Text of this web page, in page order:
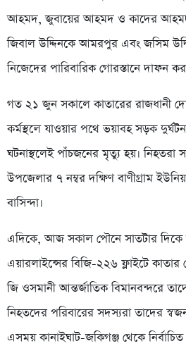
আহমদ, জুবায়ের আহমদ ও কাদের
জিবাল উদ্দিনকে আমরপুর এবং জসিম
নিজেদের পারিবারিক গোরস্তানে দাফন
গত ২১ জুন সকালে কাতারের রাজধানী
কর্মস্থলে যাওয়ার পথে ভয়াবহ সড়ক
ঘটনাস্থলেই পাঁচজনের মৃত্যু হয়। নিহতরা
উপজেলার ৭ নম্বর দক্ষিণ বাণীগ্রাম
বাসিন্দা।
এদিকে, আজ সকাল পৌনে সাতটার দিকে
এয়ারলাইন্সের বিজি-২২৬ ফ্লাইটে
জি ওসমানী আন্তর্জাতিক বিমানবন্দরে
নিহতদের পরিবারের সদস্যরা তাদের
এসময় কানাইঘাট-জকিগঞ্জ থেকে